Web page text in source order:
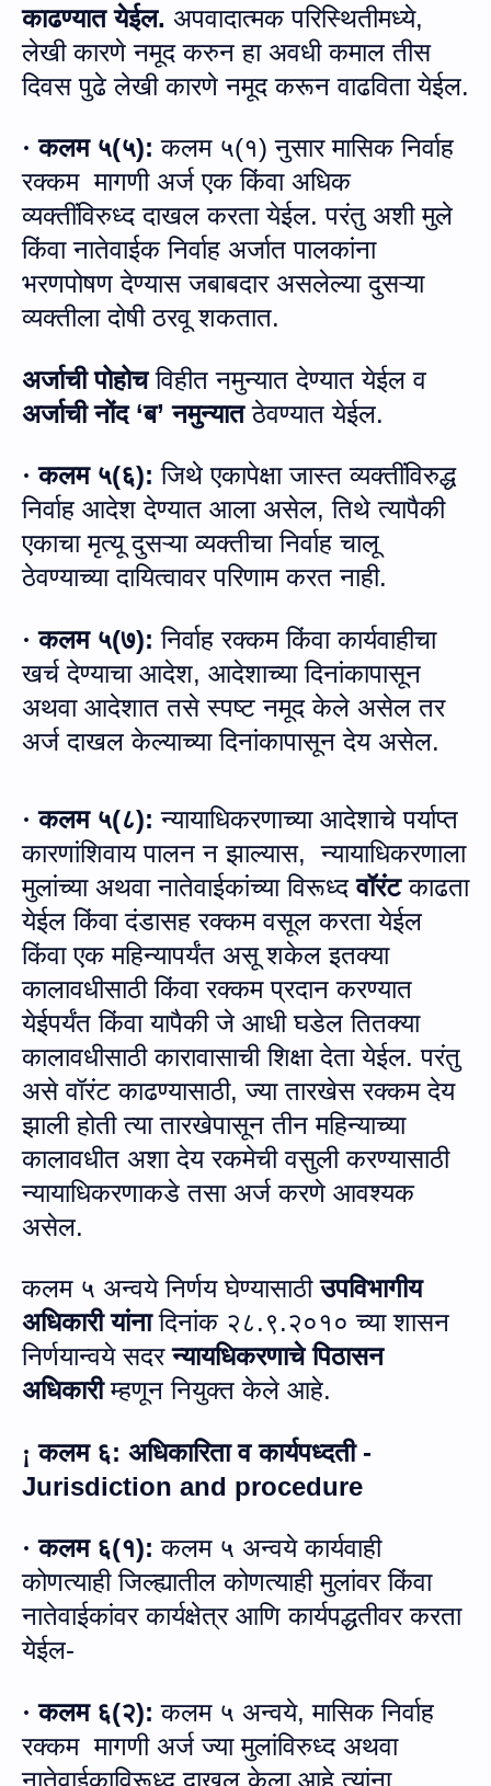
काढण्यात येईल. अपवादात्मक परिस्थितीमध्ये,
लेखी कारणे नमूद करुन हा अवधी कमाल तीस
दिवस पुढे लेखी कारणे नमूद करून वाढविता येईल.
· कलम ५(५): कलम ५(१)नुसार मासिक निर्वाह
रक्‍कम मागणी अर्ज एक किंवा अधिक
व्यक्तींविरुध्द दाखल करता येईल.परंतु अशी मुले
किंवा नातेवाईक निर्वाह अर्जात पालकांना
भरणपोषण देण्यास जबाबदार असलेल्या दुसऱ्या
व्यक्तीला दोषी ठरवू शकतात.
अर्जाची पोहोच विहीतनमुन्यात देण्यात येईल व
अर्जाची नोंद‘ब’ नमुन्यातठेवण्यात येईल.
· कलम ५(६): जिथे एकापेक्षा जास्त व्यक्तींविरुद्ध
निर्वाह आदेश देण्यात आला असेल,तिथे त्यापैकी
एकाचा मृत्यू दुसऱ्या व्यक्तीचा निर्वाह चालू
ठेवण्याच्या दायित्वावर परिणाम करत नाही.
· कलम ५(७): निर्वाह रक्‍कम किंवा कार्यवाहीचा
खर्च देण्याचा आदेश, आदेशाच्या दिनांकापासून
अथवा आदेशात तसे स्पष्ट नमूद केले असेल तर
अर्ज दाखल केल्याच्या दिनांकापासून देय असेल.
· कलम ५(८): न्यायाधिकरणाच्या आदेशाचे पर्याप्त
कारणांशिवाय पालन न झाल्यास, न्यायाधिकरणाला
मुलांच्या अथवा नातेवाईकांच्या विरूध्दवॉरंटकाढता
येईल किंवा दंडासह रक्कम वसूल करता येईल
किंवा एक महिन्यापर्यंत असू शकेल इतक्या
कालावधीसाठी किंवा रक्कम प्रदान करण्यात
येईपर्यंत किंवा यापैकी जे आधी घडेल तितक्या
कालावधीसाठी कारावासाची शिक्षा देता येईल.परंतु
असे वॉरंट काढण्यासाठी,ज्या तारखेस रक्कम देय
झाली होती त्या तारखेपासून तीन महिन्याच्या
कालावधीत अशा देय रकमेची वसुली करण्यासाठी
न्यायाधिकरणाकडे तसा अर्ज करणे आवश्यक
असेल.
कलम ५ अन्‍वये निर्णय घेण्‍यासाठीउपविभागीय
अधिकारी यांनादिनांक २८.९.२०१० च्‍या शासन
निर्णयान्‍वये सदरन्‍यायधिकरणाचे पिठासन
अधिकारीम्‍हणून नियुक्‍त केले आहे.
¡ कलम ६: अधिकारिता व कार्यपध्दती -
Jurisdiction and procedure
· कलम ६(१): कलम ५ अन्‍वये कार्यवाही
कोणत्याही जिल्ह्यातील कोणत्याही मुलांवर किंवा
नातेवाईकांवर कार्यक्षेत्र आणि कार्यपद्धतीवर करता
येईल-
· कलम ६(२): कलम ५ अन्‍वये, मासिक निर्वाह
रक्‍कम मागणी अर्ज ज्या मुलांविरुध्द अथवा
नातेवाईकाविरूध्द दाखल केला आहे त्यांना